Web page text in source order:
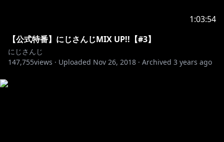
1:03:54
【公式特番】にじさんじMIX UP!!【#3】
にじさんじ
147,755views · Uploaded Nov 26, 2018 · Archived 3 years ago